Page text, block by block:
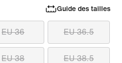
Guide des tailles
EU 36 EU 36.5
EU 38 EU 38.5